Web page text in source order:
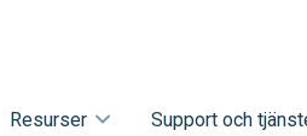
Resurser Support och